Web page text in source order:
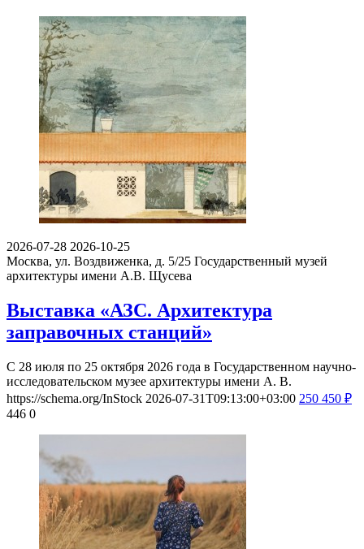
2026-07-28 2026-10-25
Москва, ул. Воздвиженка, д. 5/25 Государственный музей
архитектуры имени А.В. Щусева
Выставка «АЗС. Архитектура
заправочных станций»
С 28 июля по 25 октября 2026 года в Государственном научно-
исследовательском музее архитектуры имени А. В.
https://schema.org/InStock 2026-07-31T09:13:00+03:00 250 450 ₽
446 0